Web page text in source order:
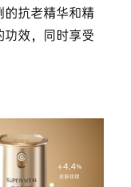
的抗老精华和精
功效，同时享受